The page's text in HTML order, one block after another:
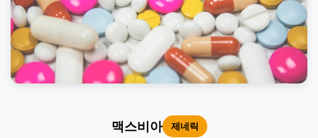
맥스비아 제네릭